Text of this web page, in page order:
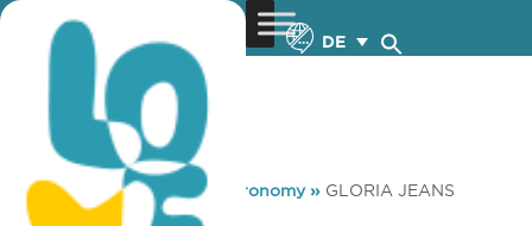
DE
You are here: Home »Gastronomy» GLORIA JEANS
COFFEES ACROPOLIS